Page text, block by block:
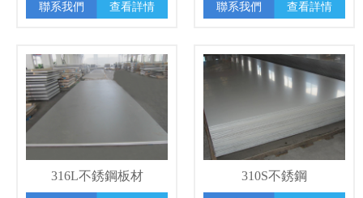
聯系我們 查看詳情 聯系我們 查看詳情
316L不銹鋼板材 310S不銹鋼